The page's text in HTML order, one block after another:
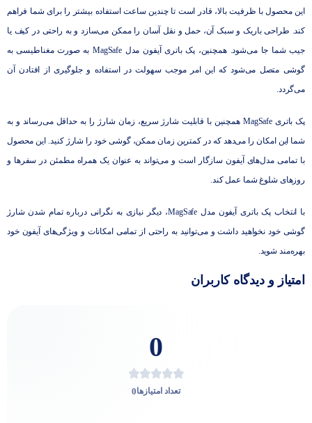
این محصول با ظرفیت بالا، قادر است تا چندین ساعت استفاده بیشتر را برای شما فراهم
کند. طراحی باریک و سبک آن، حمل و نقل آسان را ممکن می‌سازد و به راحتی در کیف یا
جیب شما جا می‌شود. همچنین، پک باتری آیفون مدل MagSafe به صورت مغناطیسی به
گوشی متصل می‌شود که این امر موجب سهولت در استفاده و جلوگیری از افتادن آن
می‌گردد.
پک باتری MagSafe همچنین با قابلیت شارژ سریع، زمان شارژ را به حداقل می‌رساند و به
شما این امکان را می‌دهد که در کمترین زمان ممکن، گوشی خود را شارژ کنید. این محصول
با تمامی مدل‌های آیفون سازگار است و می‌تواند به عنوان یک همراه مطمئن در سفرها و
روزهای شلوغ شما عمل کند.
با انتخاب پک باتری آیفون مدل MagSafe، دیگر نیازی به نگرانی درباره تمام شدن شارژ
گوشی خود نخواهید داشت و می‌توانید به راحتی از تمامی امکانات و ویژگی‌های آیفون خود
بهره‌مند شوید.
امتیاز و دیدگاه کاربران
0
تعداد امتیازها0